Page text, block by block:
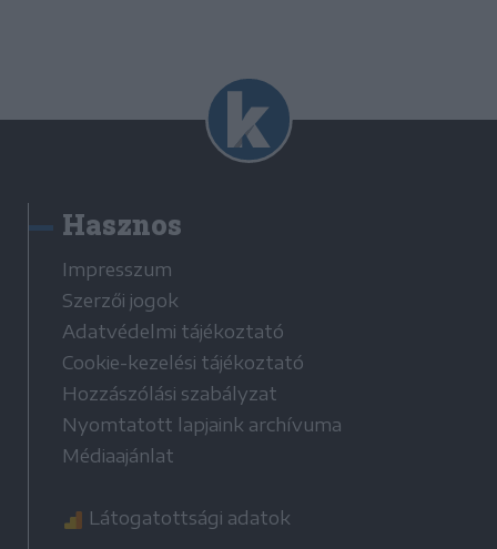
Hasznos
Impresszum
Szerzői jogok
Adatvédelmi tájékoztató
Cookie-kezelési tájékoztató
Hozzászólási szabályzat
Nyomtatott lapjaink archívuma
Médiaajánlat
Látogatottsági adatok